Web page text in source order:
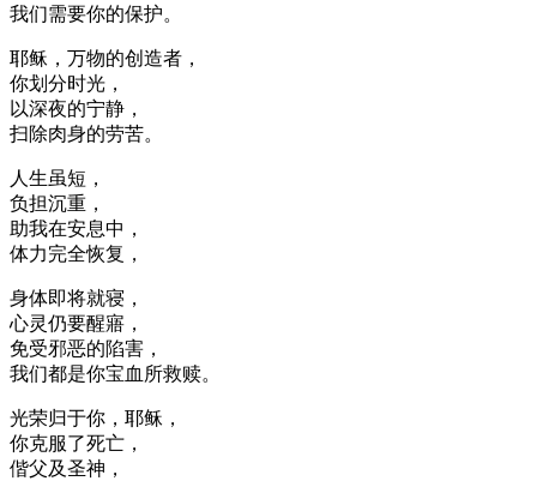
我们需要你的保护。
耶稣，万物的创造者，
你划分时光，
以深夜的宁静，
扫除肉身的劳苦。
人生虽短，
负担沉重，
助我在安息中，
体力完全恢复，
身体即将就寝，
心灵仍要醒寤，
免受邪恶的陷害，
我们都是你宝血所救赎。
光荣归于你，耶稣，
你克服了死亡，
偕父及圣神，